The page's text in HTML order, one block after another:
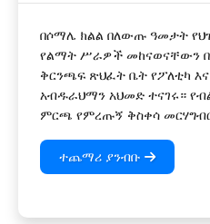
በሶማሌ ክልል በለውጡ ዓመታት
የልማት ሥራዎች መከናወናቸውን
ቅርንጫፍ ጽህፈት ቤት የፖለቲካ እና
አብዱራህማን አህመድ ተናገሩ።
ምርጫ የምረጡኝ ቅስቀሳ
ተጨማሪ ያንብቡ